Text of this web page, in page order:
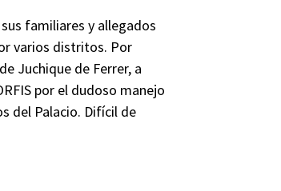
familiares y allegados
varios distritos. Por
Juchique de Ferrer, a
por el dudoso manejo
del Palacio. Difícil de